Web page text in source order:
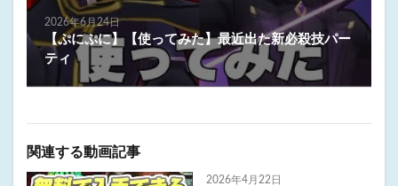
2026年6月24日
【ぷにぷに】【使ってみた】最近出た新必殺技パー
ティ
関連する動画記事
2026年4月22日